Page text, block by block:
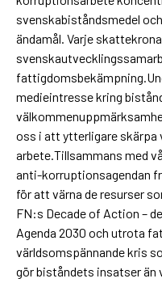
svenskabiståndsmedel
ändamål. Varje
medieintresse kring
oss i att ytterligare skärpa
arbete.Tillsammans med
anti-korruptionsagendan
för att värna de resurser
FN:s Decade of Action –
Agenda 2030 och utrota
världsomspännande kris
gör biståndets insatser än